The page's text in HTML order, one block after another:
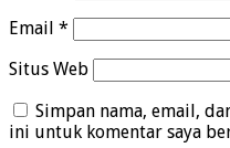
Email *
Situs Web
Simpan nama, email,
ini untuk komentar saya